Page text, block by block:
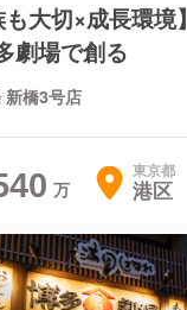
も大切×成長環
劇場で創る
新橋3号店
東京都
港区